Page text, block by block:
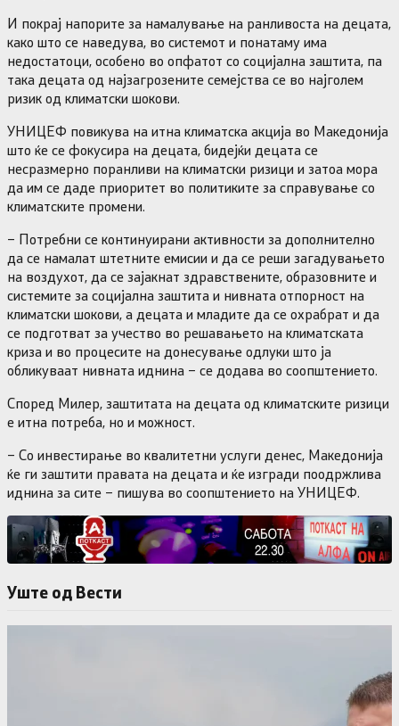
И покрај напорите за намалување на ранливоста на децата,
како што се наведува, во системот и понатаму има
недостатоци, особено во опфатот со социјална заштита, па
така децата од најзагрозените семејства се во најголем
ризик од климатски шокови.
УНИЦЕФ повикува на итна климатска акција во Македонија
што ќе се фокусира на децата, бидејќи децата се
несразмерно поранливи на климатски ризици и затоа мора
да им се даде приоритет во политиките за справување со
климатските промени.
– Потребни се континуирани активности за дополнително
да се намалат штетните емисии и да се реши загадувањето
на воздухот, да се зајакнат здравствените, образовните и
системите за социјална заштита и нивната отпорност на
климатски шокови, а децата и младите да се охрабрат и да
се подготват за учество во решавањето на климатската
криза и во процесите на донесување одлуки што ја
обликуваат нивната иднина – се додава во соопштението.
Според Милер, заштитата на децата од климатските ризици
е итна потреба, но и можност.
– Со инвестирање во квалитетни услуги денес, Македонија
ќе ги заштити правата на децата и ќе изгради поодржлива
иднина за сите – пишува во соопштението на УНИЦЕФ.
Уште од Вести